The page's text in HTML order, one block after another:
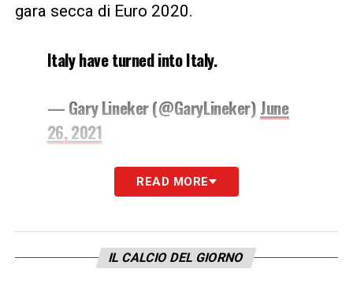
gara secca di Euro 2020.
Italy have turned into Italy.
— Gary Lineker (@GaryLineker)June
26, 2021
LA PLAYLIST DELLE NOSTRE TOP NEWS
READ MORE
IL CALCIO DEL GIORNO